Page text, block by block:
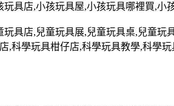
玩具店,小孩玩具屋,小孩玩具哪裡買,小
玩具店,兒童玩具展,兒童玩具桌,兒童玩
,科學玩具柑仔店,科學玩具教學,科學玩